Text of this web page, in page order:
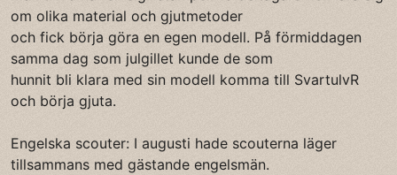
om olika material och gjutmetoder
och fick börja göra en egen modell. På förmiddagen
samma dag som julgillet kunde de som
hunnit bli klara med sin modell komma till SvartulvR
och börja gjuta.
Engelska scouter: I augusti hade scouterna läger
tillsammans med gästande engelsmän.